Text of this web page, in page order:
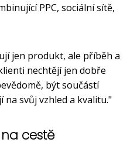
PPC, sociální sítě,
jen produkt, ale příběh a
nechtějí jen dobře
být součástí
svůj vzhled a kvalitu."
cestě